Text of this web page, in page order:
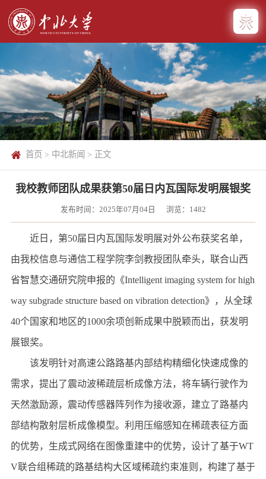
首页 > 中北新闻 > 正文
我校教师团队成果获第50届日内瓦国际发明展银奖
发布时间：2025年07月04日 浏览： 1482
近日，第50届日内瓦国际发明展对外公布获奖名单，
由我校信息与通信工程学院李剑教授团队牵头，联合山西
省智慧交通研究院申报的《Intelligent imaging system for high
way subgrade structure based on vibration detection》，从全球
40个国家和地区的1000余项创新成果中脱颖而出，获发明
展银奖。
该发明针对高速公路路基内部结构精细化快速成像的
需求，提出了震动波稀疏层析成像方法，将车辆行驶作为
天然激励源，震动传感器阵列作为接收源，建立了路基内
部结构散射层析成像模型。利用压缩感知在稀疏表征方面
的优势，生成式网络在图像重建中的优势，设计了基于WT
V联合组稀疏的路基结构大区域稀疏约束准则，构建了基于